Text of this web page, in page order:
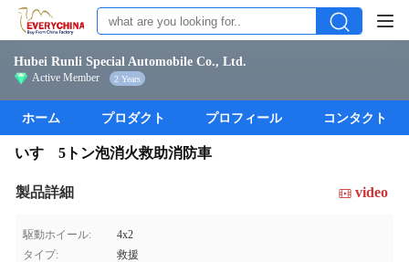
Hubei Runli Special Automobile Co., Ltd.
Active Member 2 Years
ホーム プロダクト プロフィール コンタクト
いすゞ5トン泡消火救助消防車
製品詳細 video
駆動ホイール:
4x2
タイプ:
救援